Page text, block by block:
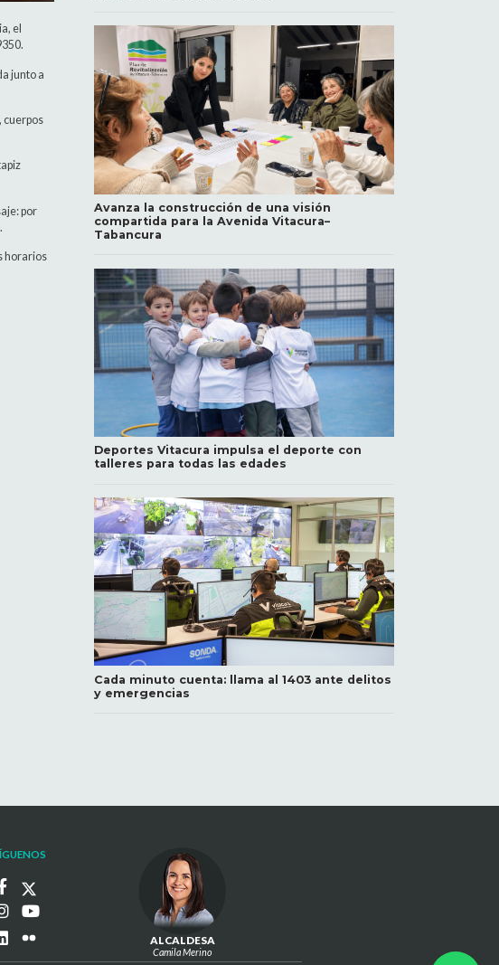
el
junto a
cuerpos
por
horarios
Avanza la construcción de una visión
compartida para la Avenida Vitacura–
Tabancura
Deportes Vitacura impulsa el deporte con
talleres para todas las edades
Cada minuto cuenta: llama al 1403 ante delitos
y emergencias
ALCALDESA
Camila Merino